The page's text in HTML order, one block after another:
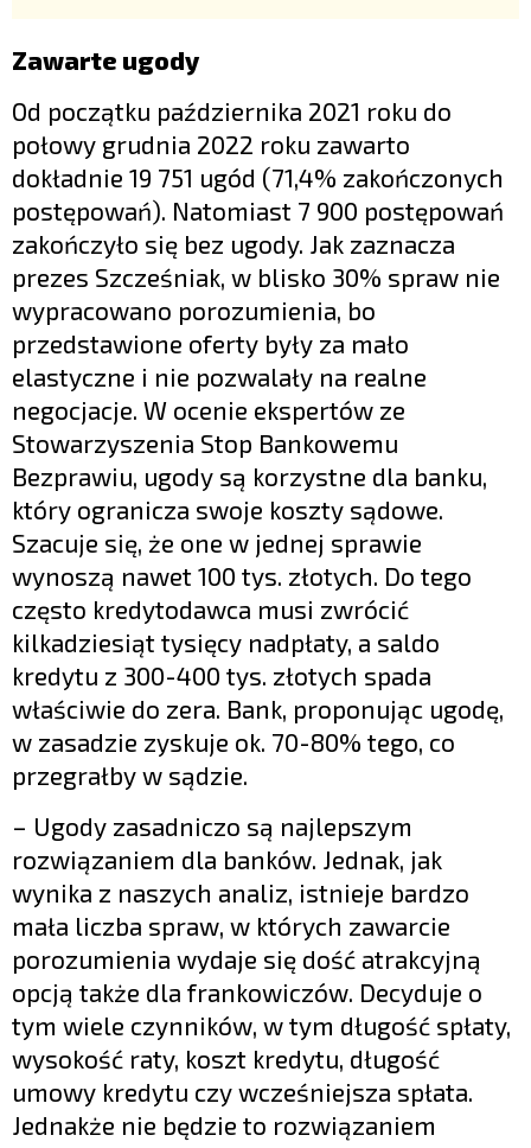
Zawarte ugody
Od początku października 2021 roku do
połowy grudnia 2022 roku zawarto
dokładnie 19 751 ugód (71,4% zakończonych
postępowań). Natomiast 7 900 postępowań
zakończyło się bez ugody. Jak zaznacza
prezes Szcześniak, w blisko 30% spraw nie
wypracowano porozumienia, bo
przedstawione oferty były za mało
elastyczne i nie pozwalały na realne
negocjacje. W ocenie ekspertów ze
Stowarzyszenia Stop Bankowemu
Bezprawiu, ugody są korzystne dla banku,
który ogranicza swoje koszty sądowe.
Szacuje się, że one w jednej sprawie
wynoszą nawet 100 tys. złotych. Do tego
często kredytodawca musi zwrócić
kilkadziesiąt tysięcy nadpłaty, a saldo
kredytu z 300-400 tys. złotych spada
właściwie do zera. Bank, proponując ugodę,
w zasadzie zyskuje ok. 70-80% tego, co
przegrałby w sądzie.
– Ugody zasadniczo są najlepszym
rozwiązaniem dla banków. Jednak, jak
wynika z naszych analiz, istnieje bardzo
mała liczba spraw, w których zawarcie
porozumienia wydaje się dość atrakcyjną
opcją także dla frankowiczów. Decyduje o
tym wiele czynników, w tym długość spłaty,
wysokość raty, koszt kredytu, długość
umowy kredytu czy wcześniejsza spłata.
Jednakże nie będzie to rozwiązaniem